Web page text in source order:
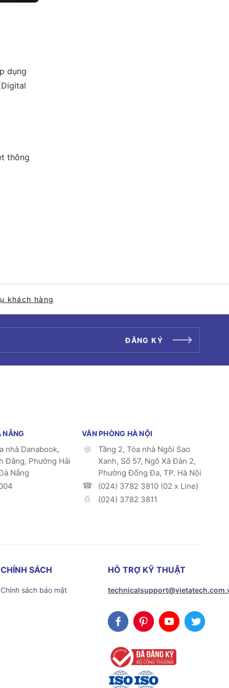
dụng
thông
khách hàng
ĐĂNG KÝ
NẴNG
nhà Danabook,
Đằng, Phường Hải
Nẵng
VĂN PHÒNG HÀ NỘI
Tầng 2, Tòa nhà Ngôi Sao
Xanh, Số 57, Ngõ Xã Đàn 2,
Phường Đống Đa, TP. Hà Nội
(024) 3782 3810 (02 x Line)
(024) 3782 3811
CHÍNH SÁCH
Chính sách bảo mật
HỖ TRỢ KỸ THUẬT